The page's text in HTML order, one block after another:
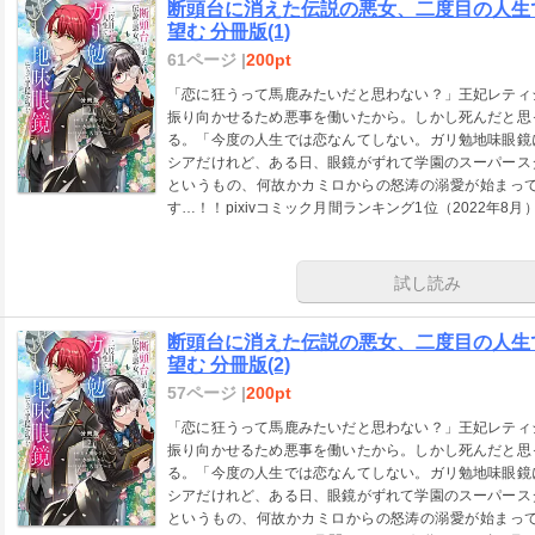
断頭台に消えた伝説の悪女、二度目の人
望む 分冊版(1)
61ページ |200pt
「恋に狂うって馬鹿みたいだと思わない？」王妃レテ
振り向かせるため悪事を働いたから。しかし死んだと
る。「今度の人生では恋なんてしない。ガリ勉地味眼
シアだけれど、ある日、眼鏡がずれて学園のスーパー
というもの、何故かカミロからの怒涛の溺愛が始ま
す…！！pixivコミック月間ランキング1位（2022年8月
試し読み
断頭台に消えた伝説の悪女、二度目の人
望む 分冊版(2)
57ページ |200pt
「恋に狂うって馬鹿みたいだと思わない？」王妃レテ
振り向かせるため悪事を働いたから。しかし死んだと
る。「今度の人生では恋なんてしない。ガリ勉地味眼
シアだけれど、ある日、眼鏡がずれて学園のスーパー
というもの、何故かカミロからの怒涛の溺愛が始ま